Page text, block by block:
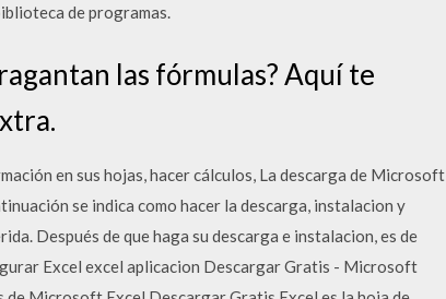
de programas.
las fórmulas? Aquí te
en sus hojas, hacer cálculos, La descarga de Microsoft
se indica como hacer la descarga, instalacion y
Después de que haga su descarga e instalacion, es de
Excel excel aplicacion Descargar Gratis - Microsoft